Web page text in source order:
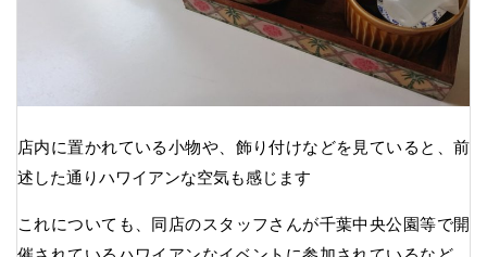
店内に置かれている小物や、飾り付けなどを見ていると、前
述した通りハワイアンな空気も感じます
これについても、同店のスタッフさんが千葉中央公園等で開